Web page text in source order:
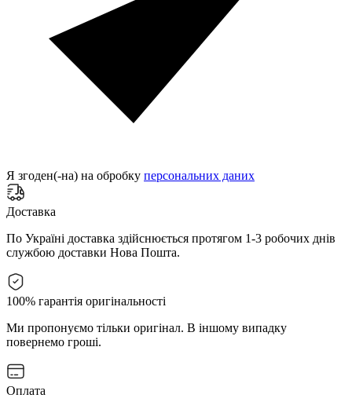
Я згоден(-на) на обробку персональних даних
Доставка
По Україні доставка здійснюється протягом 1-3 робочих днів
службою доставки Нова Пошта.
100% гарантія оригінальності
Ми пропонуємо тільки оригінал. В іншому випадку
повернемо гроші.
Оплата